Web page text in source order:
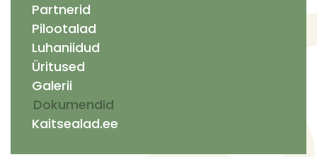
Partnerid
Pilootalad
Luhaniidud
Üritused
Galerii
Dokumendid
Kaitsealad.ee